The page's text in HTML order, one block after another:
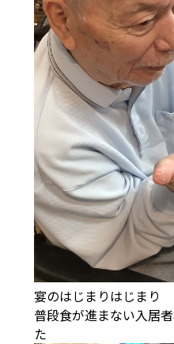
宴のはじまりはじまり
普段食が進まない入居
た